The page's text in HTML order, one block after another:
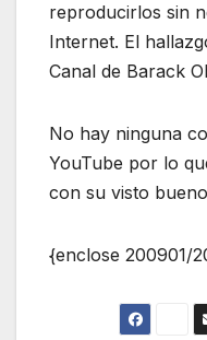
reproducirlos sin
Internet. El
Canal de Barack
No hay ninguna
YouTube por lo
con su visto
{enclose 200901/